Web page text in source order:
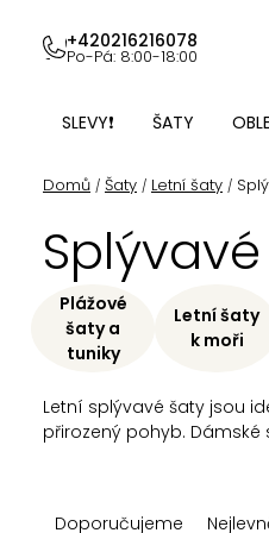
obsah
+420216216078
Po-Pá: 8:00-18:00
SLEVY❗ ŠATY
Domů / Šaty / Letní šaty /
Letní splývavé šaty jsou
přirozený pohyb. Dámské
Plážové
šaty a
tuniky
Letní šaty
k moři
Ř
Doporučujeme